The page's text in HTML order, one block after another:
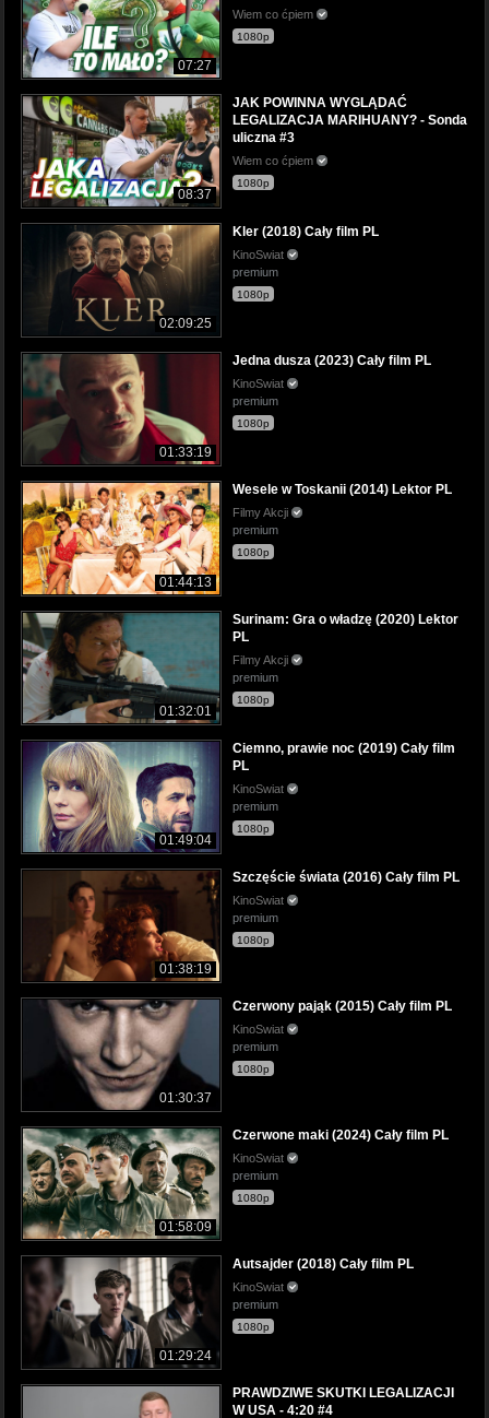
07:27
Wiem co ćpiem
1080p
08:37
JAK POWINNA WYGLĄDAĆ
LEGALIZACJA MARIHUANY? - Sonda
uliczna #3
Wiem co ćpiem
1080p
02:09:25
Kler (2018) Cały film PL
KinoSwiat
premium
1080p
01:33:19
Jedna dusza (2023) Cały film PL
KinoSwiat
premium
1080p
01:44:13
Wesele w Toskanii (2014) Lektor PL
Filmy Akcji
premium
1080p
01:32:01
Surinam: Gra o władzę (2020) Lektor
PL
Filmy Akcji
premium
1080p
01:49:04
Ciemno, prawie noc (2019) Cały film
PL
KinoSwiat
premium
1080p
01:38:19
Szczęście świata (2016) Cały film PL
KinoSwiat
premium
1080p
01:30:37
Czerwony pająk (2015) Cały film PL
KinoSwiat
premium
1080p
01:58:09
Czerwone maki (2024) Cały film PL
KinoSwiat
premium
1080p
01:29:24
Autsajder (2018) Cały film PL
KinoSwiat
premium
1080p
PRAWDZIWE SKUTKI LEGALIZACJI
W USA - 4:20 #4